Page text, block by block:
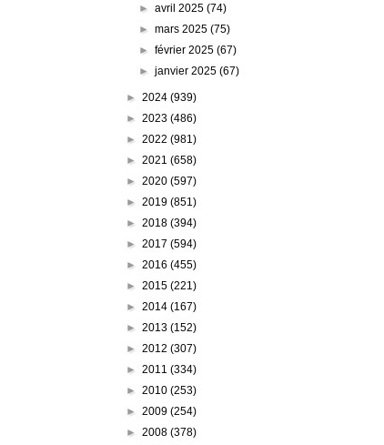
►avril 2025(74)
►mars 2025(75)
►février 2025(67)
►janvier 2025(67)
► 2024 (939)
► 2023 (486)
► 2022 (981)
► 2021 (658)
► 2020 (597)
► 2019 (851)
► 2018 (394)
► 2017 (594)
► 2016 (455)
► 2015 (221)
► 2014 (167)
► 2013 (152)
► 2012 (307)
► 2011 (334)
► 2010 (253)
► 2009 (254)
► 2008 (378)